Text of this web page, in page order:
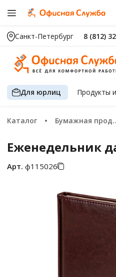
Санкт-Петербург 8 (812)
Для юрлиц Продукты
Каталог Бумажная продукция
Еженедельник
Арт. ф115026